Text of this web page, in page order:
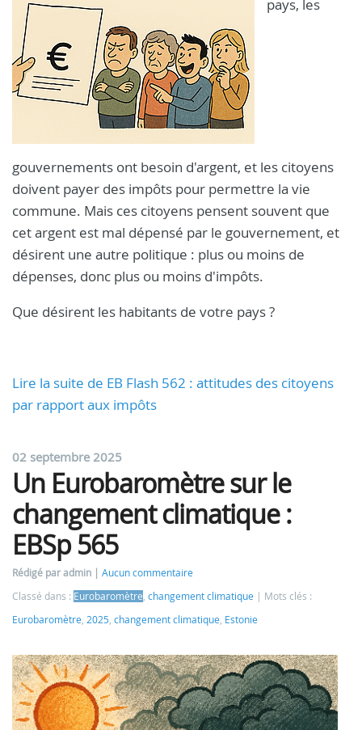
pays, les
gouvernements ont besoin d'argent, et les citoyens
doivent payer des impôts pour permettre la vie
commune. Mais ces citoyens pensent souvent que
cet argent est mal dépensé par le gouvernement, et
désirent une autre politique : plus ou moins de
dépenses, donc plus ou moins d'impôts.
Que désirent les habitants de votre pays ?
Lire la suite de EB Flash 562 : attitudes des citoyens
par rapport aux impôts
02 septembre 2025
Un Eurobaromètre sur le
changement climatique :
EBSp 565
Rédigé par admin
Aucun commentaire
Classé dans : Eurobaromètre changement climatique
Mots clés :
Eurobaromètre 2025 changement climatique Estonie